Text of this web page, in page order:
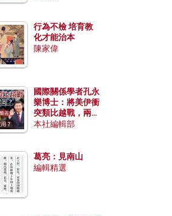
行為不檢 培育教
化才能治本
陳家偉
國際關係學者孔永
樂博士：將美伊衝
突類比越戰，兩者
有何異同？中國崛
本社編輯部
葛亮：見南山
編輯精選